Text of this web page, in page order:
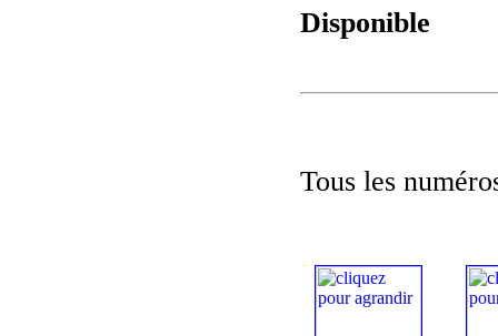
Disponible
Tous les